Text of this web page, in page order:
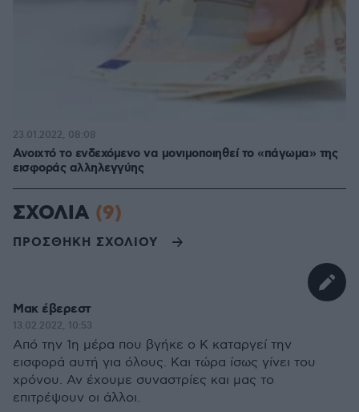
Ανοιχτό το ενδεχόμενο να μονιμοποιηθεί το «πάγωμα» της
εισφοράς αλληλεγγύης
23.01.2022, 08:08
ΣΧΟΛΙΑ (9)
ΠΡΟΣΘΗΚΗ ΣΧΟΛΙΟΥ
Μακ έβερεστ
13.02.2022, 10:53
Από την 1η μέρα που βγήκε ο Κ καταργεί την
εισφορά αυτή για όλους. Και τώρα ίσως γίνει του
χρόνου. Αν έχουμε συναστρίες και μας το
επιτρέψουν οι άλλοι.